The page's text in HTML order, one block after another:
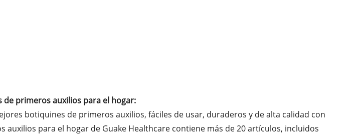
primeros auxilios para el hogar:
botiquines de primeros auxilios, fáciles de usar, duraderos y de alta calidad con
auxilios para el hogar de Guake Healthcare contiene más de 20 artículos, incluidos